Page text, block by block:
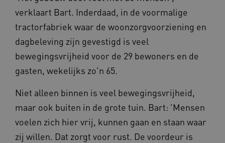
verklaart Bart. Inderdaad, in de voormalige
tractorfabriek waar de woonzorgvoorziening en
dagbeleving zijn gevestigd is veel
bewegingsvrijheid voor de 29 bewoners en de
gasten, wekelijks zo'n 65.
Niet alleen binnen is veel bewegingsvrijheid,
maar ook buiten in de grote tuin. Bart: 'Mensen
voelen zich hier vrij, kunnen gaan en staan waar
zij willen. Dat zorgt voor rust. De voordeur is